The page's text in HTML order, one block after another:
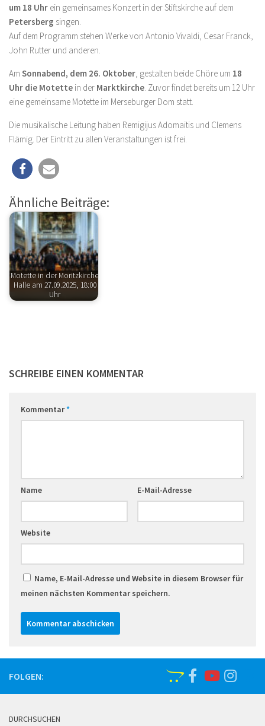
um 18 Uhr ein gemeinsames Konzert in der Stiftskirche auf dem
Petersberg singen.
Auf dem Programm stehen Werke von Antonio Vivaldi, Cesar Franck,
John Rutter und anderen.
Am Sonnabend, dem 26. Oktober, gestalten beide Chöre um 18
Uhr die Motette in der Marktkirche. Zuvor findet bereits um 12 Uhr
eine gemeinsame Motette im Merseburger Dom statt.
Die musikalische Leitung haben Remigijus Adomaitis und Clemens
Flämig. Der Eintritt zu allen Veranstaltungen ist frei.
Ähnliche Beiträge:
Motette in der Moritzkirche
Halle am 27.09.2025, 18:00
Uhr
SCHREIBE EINEN KOMMENTAR
Kommentar*
Name E-Mail-Adresse
Website
Name, E-Mail-Adresse und Website in diesem Browser für
meinen nächsten Kommentar speichern.
FOLGEN:
DURCHSUCHEN